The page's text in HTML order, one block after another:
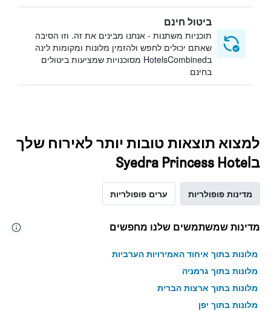
ביטול חינם
תוכניות משתנות - אנחנו מבינים את זה. וזו הסיבה
שאתם יכולים לחפש ולהזמין מלונות ומקומות לינה
בHotelsCombined מסוכנויות שמציעות ביטולים
בחינם
למצוא תוצאות טובות יותר לאירוח שלך
בSyedra Princess Hotel
מדינות פופולריות ערים פופולריות
מדינות שמשתמשים שלנו מחפשים
מלונות בתוך איחוד האמירויות הערביות
מלונות בתוך גרמניה
מלונות בתוך ארצות הברית
מלונות בתוך יפן